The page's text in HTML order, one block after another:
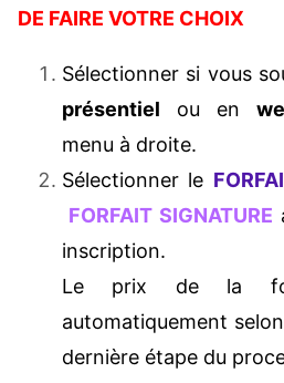
DE FAIRE VOTRE CHOIX
Sélectionner si vous
présentiel ou en
menu à droite.
Sélectionner le
FORFAIT SIGNATURE
inscription.
Le prix de la
automatiquement
dernière étape du